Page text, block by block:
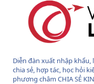
Diễn đàn xuất nhập
chia sẻ, hợp tác, học hỏi
phương châm CHIA SẺ